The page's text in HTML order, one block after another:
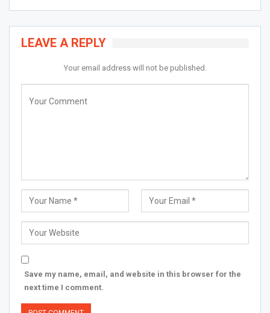
LEAVE A REPLY
Your email address will not be published.
Save my name, email, and website in this browser for the
next time I comment.